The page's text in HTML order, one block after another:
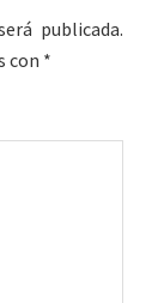
publicada.
con *